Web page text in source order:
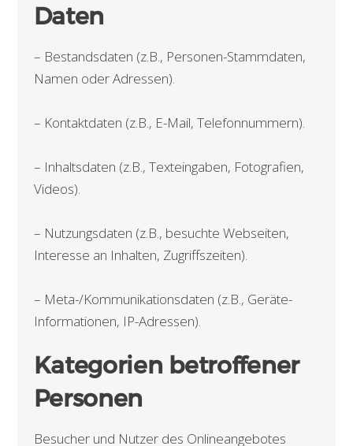
Daten
– Bestandsdaten (z.B., Personen-Stammdaten,
Namen oder Adressen).
– Kontaktdaten (z.B., E-Mail, Telefonnummern).
– Inhaltsdaten (z.B., Texteingaben, Fotografien,
Videos).
– Nutzungsdaten (z.B., besuchte Webseiten,
Interesse an Inhalten, Zugriffszeiten).
– Meta-/Kommunikationsdaten (z.B., Geräte-
Informationen, IP-Adressen).
Kategorien betroffener
Personen
Besucher und Nutzer des Onlineangebotes